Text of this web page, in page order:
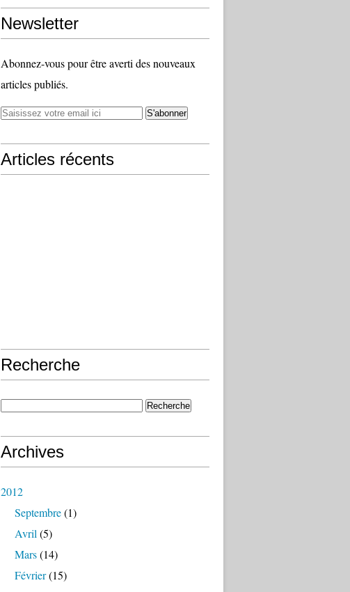
Newsletter
Abonnez-vous pour être averti des nouveaux
articles publiés.
Articles récents
Recherche
Archives
2012
Septembre(1)
Avril (5)
Mars(14)
Février(15)